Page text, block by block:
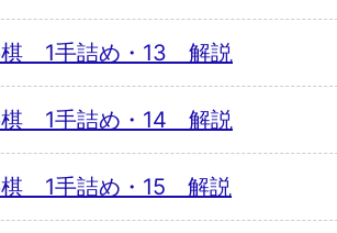
棋 1手詰め・13 解説
棋 1手詰め・14 解説
棋 1手詰め・15 解説